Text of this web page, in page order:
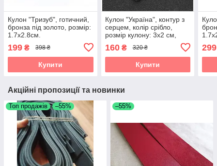
Кулон "Тризуб", готичний,
бронза під золото, розмір:
1.7х2.8см.
199 ₴ 398 ₴
Купити
Кулон "Україна", контур з
серцем, колір срібло,
розмір кулону: 3х2 см,
контур України з серцем
160₴ 320 ₴
Купити
299
Акційні пропозиції та новинки
Топ продажів –55% –55%